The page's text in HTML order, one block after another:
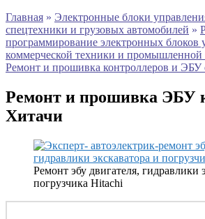
Главная » Электронные блоки
спецтехники и грузовых автомобилей »
программирование электронных блоков
коммерческой техники и промышленной
Ремонт и прошивка контроллеров и ЭБУ
Ремонт и прошивка ЭБУ
Хитачи
Ремонт эбу двигателя, гидравлики
погрузчика Hitachi